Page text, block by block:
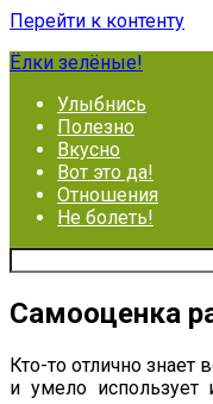
Перейти к контенту
Ёлки зелёные!
Улыбнись
Полезно
Вкусно
Вот это да!
Отношения
Не болеть!
Самооценка
Кто-то отлично знает
и умело